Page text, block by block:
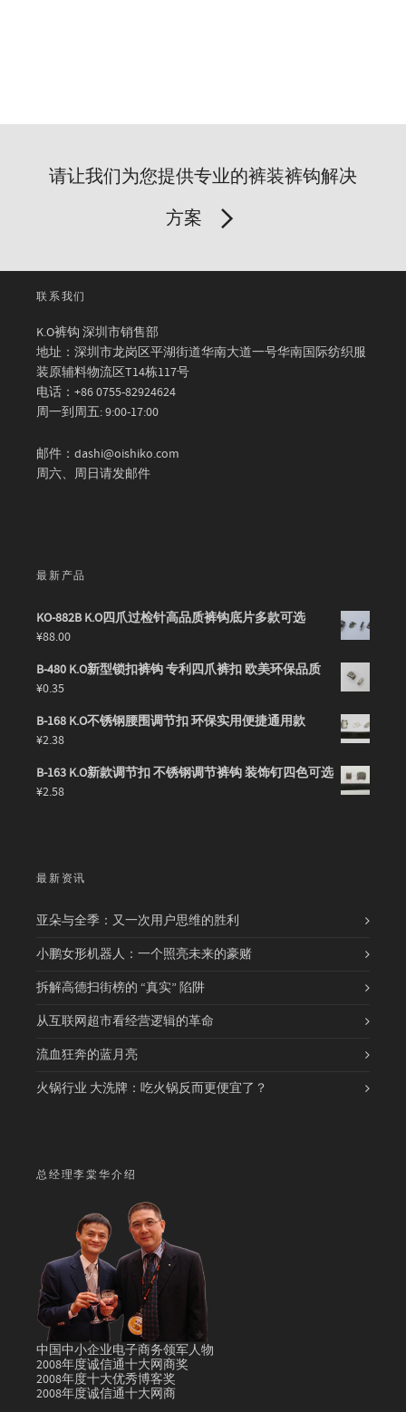
请让我们为您提供专业的裤装裤钩解决
方案
联系我们
K.O裤钩 深圳市销售部
地址：深圳市龙岗区平湖街道华南大道一号华南国际纺织服
装原辅料物流区T14栋117号
电话：+86 0755-82924624
周一到周五: 9:00-17:00
邮件：dashi@oishiko.com
周六、周日请发邮件
最新产品
KO-882B K.O四爪过检针高品质裤钩底片多款可选
¥88.00
B-480 K.O新型锁扣裤钩 专利四爪裤扣 欧美环保品质
¥0.35
B-168 K.O不锈钢腰围调节扣 环保实用便捷通用款
¥2.38
B-163 K.O新款调节扣 不锈钢调节裤钩 装饰钉四色可选
¥2.58
最新资讯
亚朵与全季：又一次用户思维的胜利
小鹏女形机器人：一个照亮未来的豪赌
拆解高德扫街榜的 “真实” 陷阱
从互联网超市看经营逻辑的革命
流血狂奔的蓝月亮
火锅行业 大洗牌：吃火锅反而更便宜了？
总经理李棠华介绍
中国中小企业电子商务领军人物
2008年度诚信通十大网商奖
2008年度十大优秀博客奖
2008年度诚信通十大网商